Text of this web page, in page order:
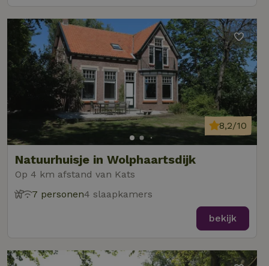
Natuurhuisje in Wolphaartsdijk
Op 4 km afstand van Kats
8,2/10
7 personen4 slaapkamers
bekijk